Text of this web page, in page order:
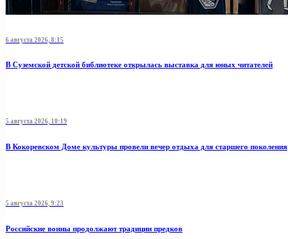
6 августа 2026, 8:15
В Суземской детской библиотеке открылась выставка для юных читателей
5 августа 2026, 10:19
В Кокоревском Доме культуры провели вечер отдыха для старшего поколения
5 августа 2026, 9:23
Российские воины продолжают традиции предков